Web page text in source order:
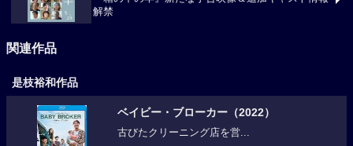
『箱の中の羊』新たな予告映像＆追加キャスト情報
解禁
関連作品
是枝裕和作品
ベイビー・ブローカー（2022）
古びたクリーニング店を営...